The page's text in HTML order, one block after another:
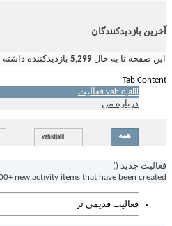
آخرین بازدیدکنندگان
این صفحه تا به حال 5,299 بازدیدکننده
Tab Content
vahidjalil فعالیت
درباره من
همه vahidjalil
فعالیت جدید ()
new activity items that have been created.
فعالیت قدیمی تر